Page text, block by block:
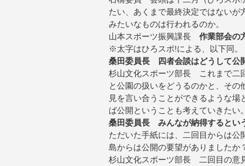
たい、あくまで最終決定ではない
みたいなものは行われるのか。
山本スポーツ振興課長 作業部会の
※太字はひろスポ!による、以下同。
桑田委員長 四者会談はどうして公
杉山文化スポーツ部長 これまで二
と公園の扱いをどうるのかと、そ
見を言い合うことができるような
ば公開ということも考えていきたい。
桑田委員長 みんなが納得するとい
ただいた手紙には、二回目からは
島からは公開の要望がありましたか
杉山文化スポーツ部長 二回目の意